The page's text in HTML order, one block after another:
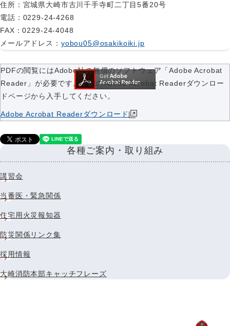
住所 ：宮城県大崎市古川千手寺町二丁目5番20号
電話 ：0229-24-4268
FAX ：0229-24-4048
メールアドレス ： yobou05@osakikoiki.jp
PDFの閲覧にはAdobe社の無償のソフトウェア「Adobe Acrobat
Reader」が必要です。下記のAdobe Acrobat Readerダウンロー
ドページから入手してください。
Adobe Acrobat Readerダウンロード
各種ご案内・取り組み
講習会
当番医・緊急関係
住宅用火災報知器
防災関係リンク集
採用情報
大崎消防本部キャッチフレーズ